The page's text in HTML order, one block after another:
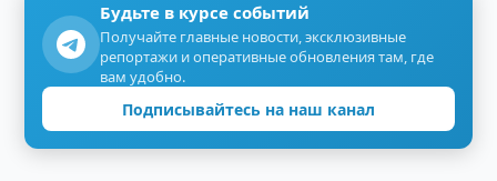
Будьте в курсе событий
Получайте главные новости, эксклюзивные
репортажи и оперативные обновления там, где
вам удобно.
Подписывайтесь на наш канал